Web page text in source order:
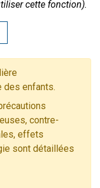
cette fonction).
des enfants.
contre-
effets
sont détaillées